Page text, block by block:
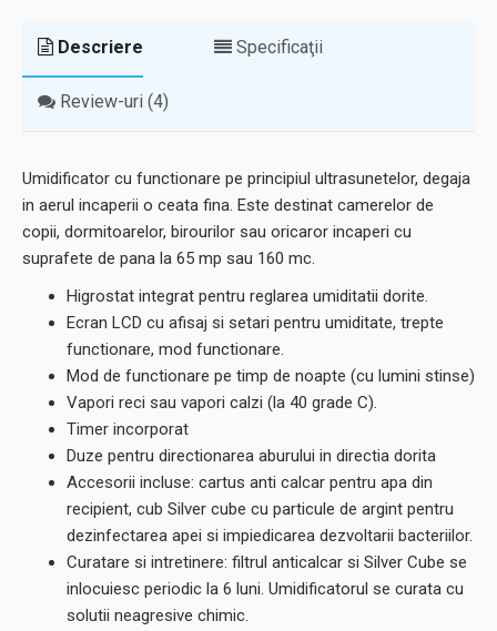
Descriere Specificaţii
Review-uri (4)
Umidificator cu functionare pe principiul ultrasunetelor, degaja
in aerul incaperii o ceata fina. Este destinat camerelor de
copii, dormitoarelor, birourilor sau oricaror incaperi cu
suprafete de pana la 65 mp sau 160 mc.
Higrostat integrat pentru reglarea umiditatii dorite.
Ecran LCD cu afisaj si setari pentru umiditate, trepte
functionare, mod functionare.
Mod de functionare pe timp de noapte (cu lumini stinse)
Vapori reci sau vapori calzi (la 40 grade C).
Timer incorporat
Duze pentru directionarea aburului in directia dorita
Accesorii incluse: cartus anti calcar pentru apa din
recipient, cub Silver cube cu particule de argint pentru
dezinfectarea apei si impiedicarea dezvoltarii bacteriilor.
Curatare si intretinere: filtrul anticalcar si Silver Cube se
inlocuiesc periodic la 6 luni. Umidificatorul se curata cu
solutii neagresive chimic.